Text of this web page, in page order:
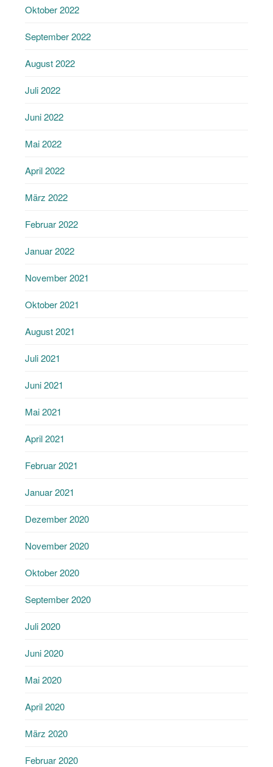
Oktober 2022
September 2022
August 2022
Juli 2022
Juni 2022
Mai 2022
April 2022
März 2022
Februar 2022
Januar 2022
November 2021
Oktober 2021
August 2021
Juli 2021
Juni 2021
Mai 2021
April 2021
Februar 2021
Januar 2021
Dezember 2020
November 2020
Oktober 2020
September 2020
Juli 2020
Juni 2020
Mai 2020
April 2020
März 2020
Februar 2020